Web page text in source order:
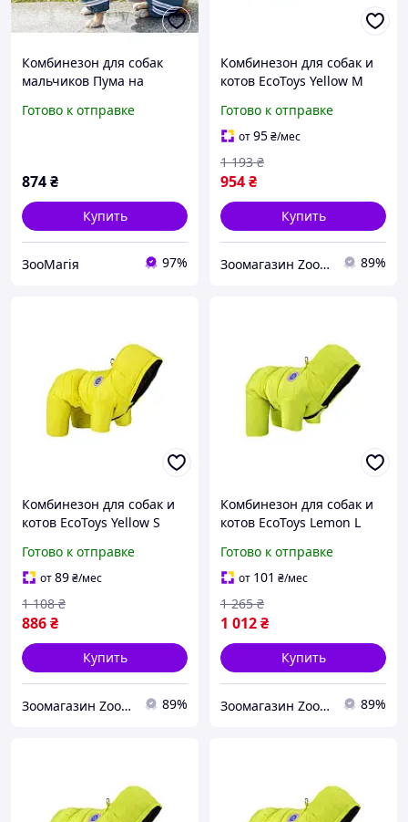
Комбинезон для собак
мальчиков Пума на
Готово к отправке
874₴
Купить
ЗооМагія 97%
Комбинезон для собак и
котов EcoToys Yellow M
C: 28 см 6926
Готово к отправке
от95₴/мес
954₴
1 193 ₴
Купить
Зоомагазин Zoo-expert. Быстрая отправка. 89%
Комбинезон для собак и
котов EcoToys Yellow S
C: 28 см 6927
Готово к отправке
от89₴/мес
886₴
1 108 ₴
Купить
Зоомагазин Zoo-expert. Быстрая отправка. 89%
Комбинезон для собак и
котов EcoToys Lemon L
см C: 32 см 6928
Готово к отправке
от 101 ₴/мес
1 012₴
1 265 ₴
Купить
Зоомагазин Zoo-expert. Быстрая отправка. 89%